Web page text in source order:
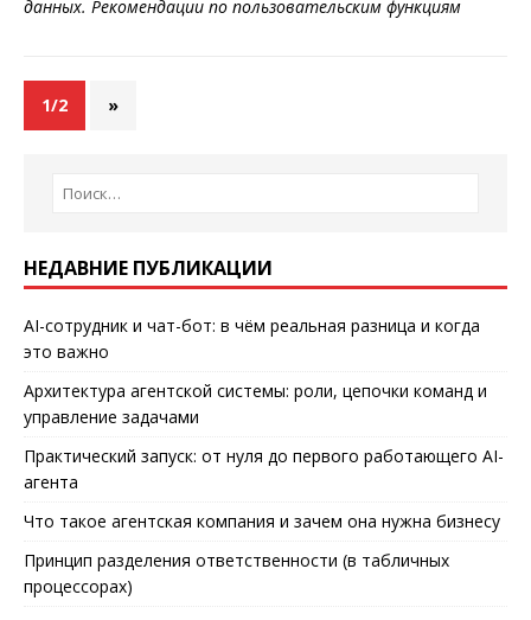
данных. Рекомендации по пользовательским функциям
1/2 »
НЕДАВНИЕ ПУБЛИКАЦИИ
AI-сотрудник и чат-бот: в чём реальная разница и когда
это важно
Архитектура агентской системы: роли, цепочки команд и
управление задачами
Практический запуск: от нуля до первого работающего AI-
агента
Что такое агентская компания и зачем она нужна бизнесу
Принцип разделения ответственности (в табличных
процессорах)